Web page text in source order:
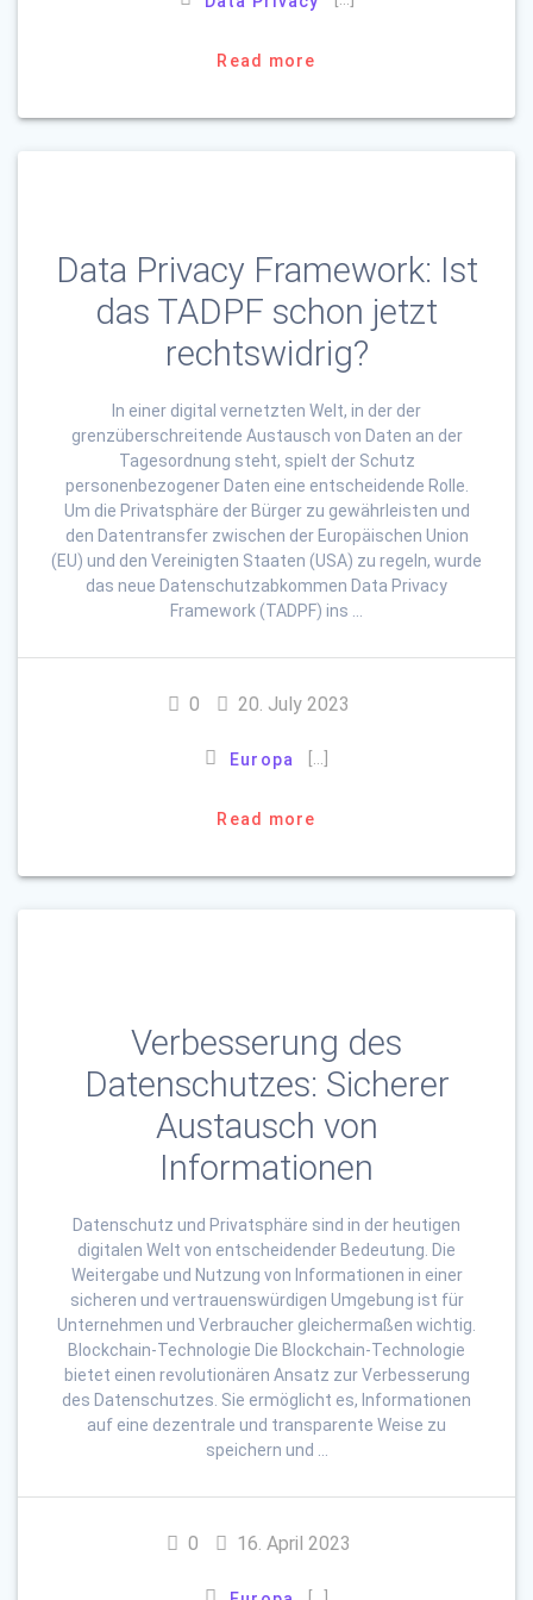
Read more
Data Privacy Framework: Ist
das TADPF schon jetzt
rechtswidrig?
In einer digital vernetzten Welt, in der der
grenzüberschreitende Austausch von Daten an der
Tagesordnung steht, spielt der Schutz
personenbezogener Daten eine entscheidende Rolle.
Um die Privatsphäre der Bürger zu gewährleisten und
den Datentransfer zwischen der Europäischen Union
(EU) und den Vereinigten Staaten (USA) zu regeln, wurde
das neue Datenschutzabkommen Data Privacy
Framework (TADPF) ins …
0 20. July 2023
Europa
Read more
Verbesserung des
Datenschutzes: Sicherer
Austausch von
Informationen
Datenschutz und Privatsphäre sind in der heutigen
digitalen Welt von entscheidender Bedeutung. Die
Weitergabe und Nutzung von Informationen in einer
sicheren und vertrauenswürdigen Umgebung ist für
Unternehmen und Verbraucher gleichermaßen wichtig.
Blockchain-Technologie Die Blockchain-Technologie
bietet einen revolutionären Ansatz zur Verbesserung
des Datenschutzes. Sie ermöglicht es, Informationen
auf eine dezentrale und transparente Weise zu
speichern und …
0 16. April 2023